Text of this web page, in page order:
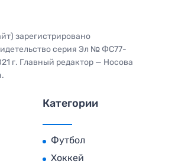
зарегистрировано
серия Эл № ФС77-
г. Главный редактор — Носова
Категории
Футбол
Хоккей